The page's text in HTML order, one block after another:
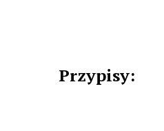
Przypisy: